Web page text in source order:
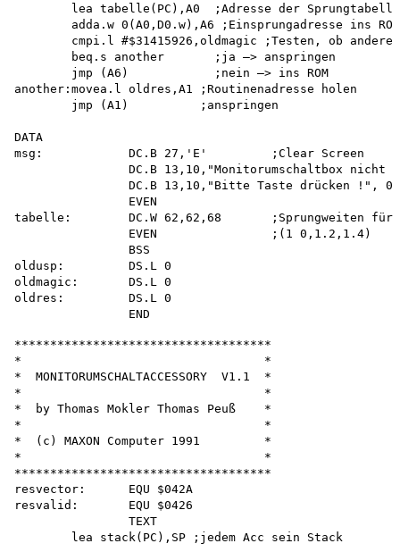
lea tabelle(PC),A0  ;Adresse der
adda.w 0(A0,D0.w),A6 ;Einsprungadresse ins
cmpi.l #$31415926,oldmagic ;Testen, ob
        beq.s another       ;ja —> anspringen
        jmp (A6)            ;nein —> ins ROM
another:movea.l oldres,A1 ;Routinenadresse holen
        jmp (A1)          ;anspringen
DATA
msg:            DC.B 27,'E'         ;Clear Screen
DC.B 13,10,"Monitorumschaltbox nicht
                DC.B 13,10,"Bitte Taste drücken !", 0
                EVEN
tabelle:        DC.W 62,62,68       ;Sprungweiten für
                EVEN                ;(1 0,1.2,1.4)
                BSS
oldusp:         DS.L 0
oldmagic:       DS.L 0
oldres:         DS.L 0
************************************
*                                  *
*  MONITORUMSCHALTACCESSORY  V1.1  *
*                                  *
*  by Thomas Mokler Thomas Peuß    *
*                                  *
*  (c) MAXON Computer 1991         *
*                                  *
************************************
resvector:      EQU $042A
resvalid:       EQU $0426
                TEXT
        lea stack(PC),SP ;jedem Acc sein Stack